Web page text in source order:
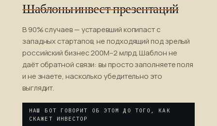
Шаблоны инвест-презентаций
В 90% случаев — устаревший копипаст с
западных стартапов, не подходящий под зрелый
российский бизнес 200М–2 млрд. Шаблон не
даёт обратной связи: вы просто заполняете поля
и не знаете, насколько убедительно это
выглядит.
НАШ БОТ ГОВОРИТ ОБ ЭТОМ ДО ТОГО, КАК
СКАЖЕТ ИНВЕСТОР